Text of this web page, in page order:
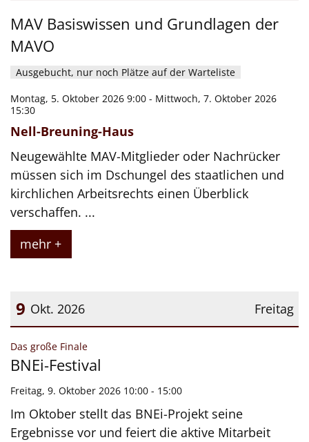
MAV Basiswissen und Grundlagen der
MAVO
Ausgebucht, nur noch Plätze auf der Warteliste
Montag, 5. Oktober 2026 9:00 - Mittwoch, 7. Oktober 2026
15:30
Nell-Breuning-Haus
Neugewählte MAV-Mitglieder oder Nachrücker
müssen sich im Dschungel des staatlichen und
kirchlichen Arbeitsrechts einen Überblick
verschaffen. ...
mehr +
Freitag
9 Okt. 2026
Datum: 9. Oktober 2026
Das große Finale:
BNEi-Festival
Freitag, 9. Oktober 2026 10:00 - 15:00
Im Oktober stellt das BNEi-Projekt seine
Ergebnisse vor und feiert die aktive Mitarbeit